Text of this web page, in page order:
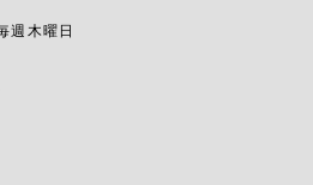
木曜日